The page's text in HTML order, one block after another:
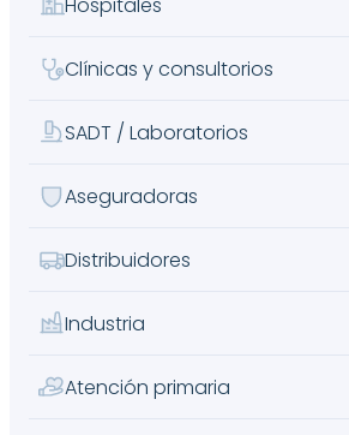
Clínicas y consultorios
SADT / Laboratorios
Aseguradoras
Distribuidores
Industria
Atención primaria